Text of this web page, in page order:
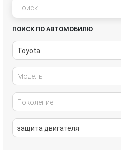
ПОИСК ПО АВТОМОБИЛЮ
Toyota
Модель
Поколение
защита двигателя